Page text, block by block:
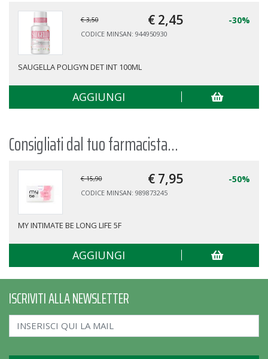
€ 3,50 € 2,45 -30%
CODICE MINSAN: 944950930
SAUGELLA POLIGYN DET INT 100ML
AGGIUNGI
Consigliati dal tuo farmacista...
€ 15,90 € 7,95 -50%
CODICE MINSAN: 989873245
MY INTIMATE BE LONG LIFE 5F
AGGIUNGI
ISCRIVITI ALLA NEWSLETTER